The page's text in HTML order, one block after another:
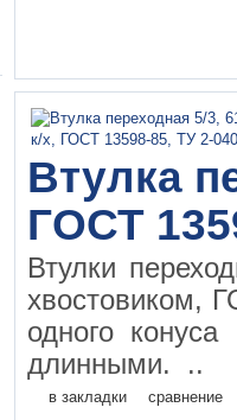
Втулка
ГОСТ
Втулки
хвостовиком,
одного
длинными. ..
в закладки сравнение